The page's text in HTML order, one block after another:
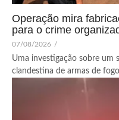
Operação mira
para o crime
07/08/2026 /
Uma investigação sobre um
clandestina de armas de